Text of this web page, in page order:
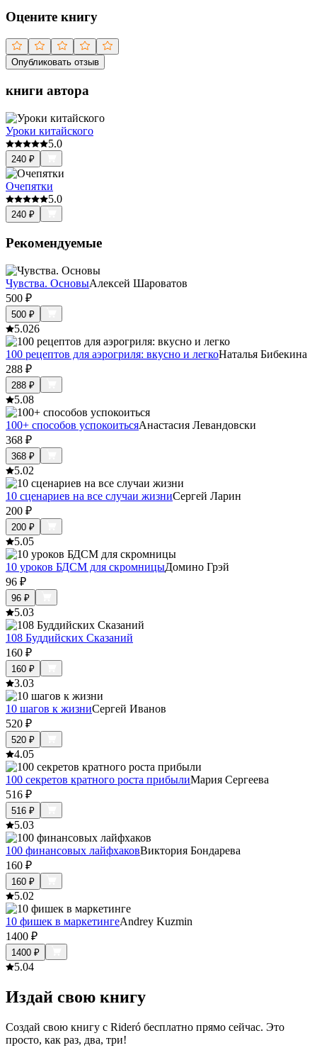
Оцените книгу
Опубликовать отзыв
книги автора
Уроки китайского
5.0
240 ₽
Очепятки
5.0
240 ₽
Рекомендуемые
Чувства. ОсновыАлексей Шароватов
500 ₽
500 ₽
5.026
100 рецептов для аэрогриля: вкусно и легкоНаталья Бибекина
288 ₽
288 ₽
5.08
100+ способов успокоитьсяАнастасия Левандовски
368 ₽
368 ₽
5.02
10 сценариев на все случаи жизниСергей Ларин
200 ₽
200 ₽
5.05
10 уроков БДСМ для скромницыДомино Грэй
96 ₽
96 ₽
5.03
108 Буддийских Сказаний
160 ₽
160 ₽
3.03
10 шагов к жизниСергей Иванов
520 ₽
520 ₽
4.05
100 секретов кратного роста прибылиМария Сергеева
516 ₽
516 ₽
5.03
100 финансовых лайфхаковВиктория Бондарева
160 ₽
160 ₽
5.02
10 фишек в маркетингеAndrey Kuzmin
1400 ₽
1400 ₽
5.04
Издай свою книгу
Создай свою книгу с Rideró бесплатно прямо сейчас. Это
просто, как раз, два, три!